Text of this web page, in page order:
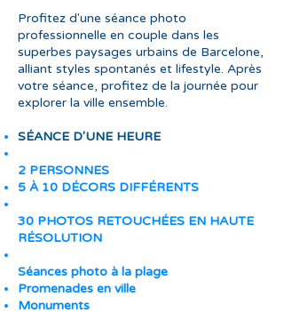
Profitez d'une séance photo
professionnelle en couple dans les
superbes paysages urbains de Barcelone,
alliant styles spontanés et lifestyle. Après
votre séance, profitez de la journée pour
explorer la ville ensemble.
SÉANCE D'UNE HEURE
2 PERSONNES
5 À 10 DÉCORS DIFFÉRENTS
30 PHOTOS RETOUCHÉES EN HAUTE
RÉSOLUTION
Séances photo à la plage
Promenades en ville
Monuments